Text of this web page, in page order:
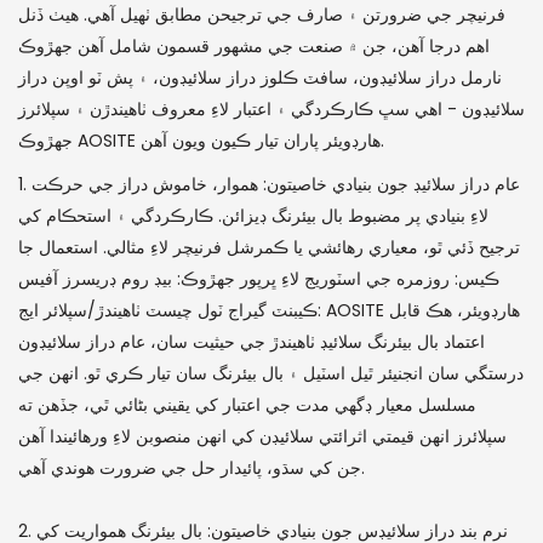
فرنيچر جي ضرورتن ۽ صارف جي ترجيحن مطابق ٺهيل آهي. هيٺ ڏنل
اهم درجا آهن، جن ۾ صنعت جي مشهور قسمون شامل آهن جهڙوڪ
نارمل دراز سلائيڊون، سافٽ ڪلوز دراز سلائيڊون، ۽ پش ٽو اوپن دراز
سلائيڊون - اهي سڀ ڪارڪردگي ۽ اعتبار لاءِ معروف ٺاهيندڙن ۽ سپلائرز
جهڙوڪ AOSITE هارڊويئر پاران تيار ڪيون ويون آهن.
1. عام دراز سلائيڊ جون بنيادي خاصيتون: هموار، خاموش دراز جي حرڪت
لاءِ بنيادي پر مضبوط بال بيئرنگ ڊيزائن. ڪارڪردگي ۽ استحڪام کي
ترجيح ڏئي ٿو، معياري رهائشي يا ڪمرشل فرنيچر لاءِ مثالي. استعمال جا
ڪيس: روزمره جي اسٽوريج لاءِ ڀرپور جهڙوڪ: بيڊ روم ڊريسرز آفيس
ڪيبنٽ گيراج ٽول چيسٽ ٺاهيندڙ/سپلائر ايج: AOSITE هارڊويئر، هڪ قابل
اعتماد بال بيئرنگ سلائيڊ ٺاهيندڙ جي حيثيت سان، عام دراز سلائيڊون
درستگي سان انجنيئر ٿيل اسٽيل ۽ بال بيئرنگ سان تيار ڪري ٿو. انهن جي
مسلسل معيار ڊگهي مدت جي اعتبار کي يقيني بڻائي ٿي، جڏهن ته
سپلائرز انهن قيمتي اثرائتي سلائيڊن کي انهن منصوبن لاءِ ورهائيندا آهن
جن کي سڌو، پائيدار حل جي ضرورت هوندي آهي.
2. نرم بند دراز سلائيڊس جون بنيادي خاصيتون: بال بيئرنگ همواريت کي